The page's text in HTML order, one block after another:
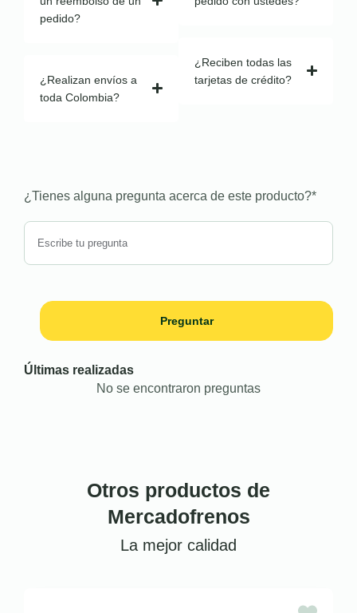
pedido?
¿Realizan envíos a
toda Colombia?
¿Reciben todas las
tarjetas de crédito?
¿Tienes alguna pregunta acerca de este producto?*
Preguntar
Últimas realizadas
No se encontraron preguntas
Otros productos de
Mercadofrenos
La mejor calidad